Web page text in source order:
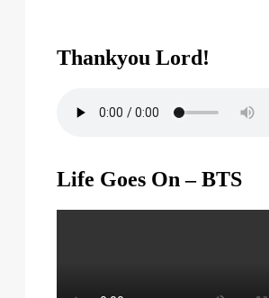
Thankyou Lord!
Life Goes On – BTS